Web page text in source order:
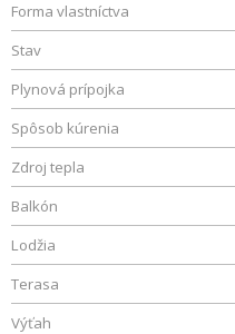
Forma vlastníctva
Stav
Plynová prípojka
Spôsob kúrenia
Zdroj tepla
Balkón
Lodžia
Terasa
Výťah